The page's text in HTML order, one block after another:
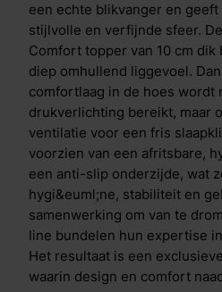
een echte blikvanger en geeft
stijlvolle en verfijnde sfeer.
Comfort topper van 10 cm
diep omhullend liggevoel.
comfortlaag in de hoes wordt
drukverlichting bereikt, maar
ventilatie voor een fris
voorzien van een afritsbare,
een anti-slip onderzijde, wat
hygi&euml;ne, stabiliteit en
samenwerking om van te
line bundelen hun expertise
Het resultaat is een
waarin design en comfort